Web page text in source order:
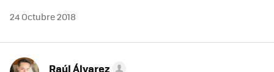
24 Octubre 2018
Raúl Álvarez